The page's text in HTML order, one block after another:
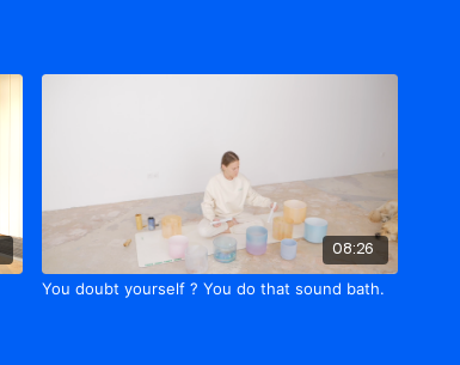
08:26
You doubt yourself ? You do that sound bath.